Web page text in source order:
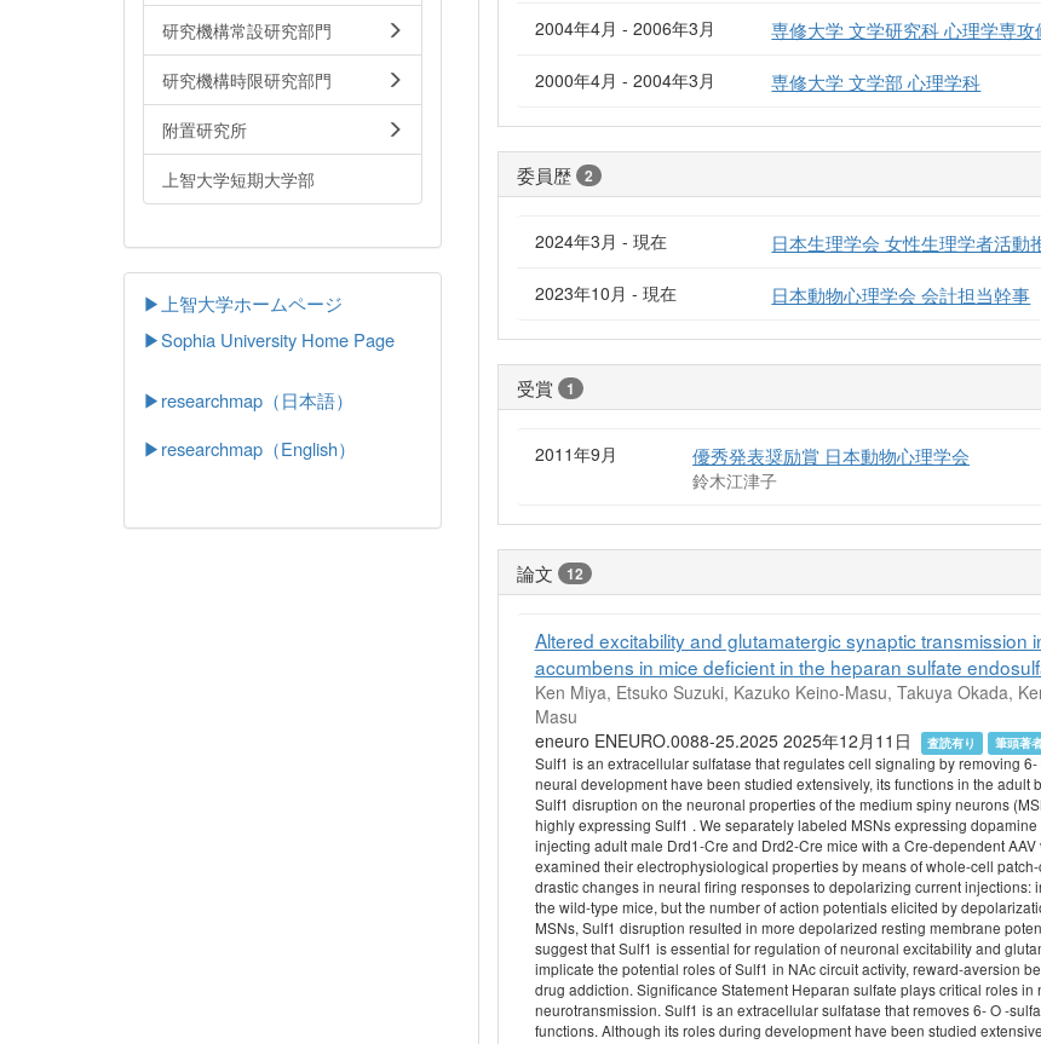
2004年4月 - 2006年3月 専修大学 文学研究科 心理学専攻
2000年4月 - 2004年3月 専修大学 文学部 心理学科
委員歴 2
2024年3月 - 現在 日本生理学会 女性生理学者活動
2023年10月 - 現在 日本動物心理学会 会計担当幹事
受賞 1
2011年9月 優秀発表奨励賞 日本動物心理学会
鈴木江津子
論文 12
Altered excitability and glutamatergic synaptic
accumbens in mice deficient in the heparan sulfate
Ken Miya, Etsuko Suzuki, Kazuko Keino-Masu, Takuya Okada,
Masu
eneuro ENEURO.0088-25.2025 2025年12月11日
査読有り 筆頭著
Sulf1 is an extracellular sulfatase that regulates cell signaling by removing
neural development have been studied extensively, its functions in the
Sulf1 disruption on the neuronal properties of the medium spiny neurons
highly expressing Sulf1 . We separately labeled MSNs expressing
injecting adult male Drd1-Cre and Drd2-Cre mice with a Cre-dependent
examined their electrophysiological properties by means of whole-cell
drastic changes in neural firing responses to depolarizing current
the wild-type mice, but the number of action potentials elicited by
MSNs, Sulf1 disruption resulted in more depolarized resting membrane
suggest that Sulf1 is essential for regulation of neuronal excitability and
implicate the potential roles of Sulf1 in NAc circuit activity, reward-aversion
drug addiction. Significance Statement Heparan sulfate plays critical roles
neurotransmission. Sulf1 is an extracellular sulfatase that removes 6- O -
functions. Although its roles during development have been studied
研究機構常設研究部門
研究機構時限研究部門
附置研究所
上智大学短期大学部
▶上智大学ホームページ
▶Sophia University Home Page
▶researchmap（日本語）
▶researchmap（English）